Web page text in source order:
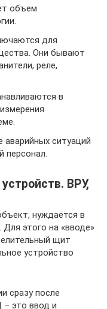
объем
для
Они бывают
реле,
в
аварийных ситуаций
персонал.
ВРУ,
нуждается в
Для этого на «вводе»
щит
устройство
сразу после
это ввод и